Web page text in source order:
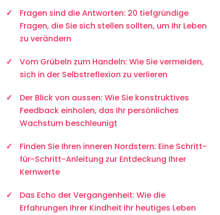
Fragen sind die Antworten: 20 tiefgründige
Fragen, die Sie sich stellen sollten, um Ihr Leben
zu verändern
Vom Grübeln zum Handeln: Wie Sie vermeiden,
sich in der Selbstreflexion zu verlieren
Der Blick von aussen: Wie Sie konstruktives
Feedback einholen, das Ihr persönliches
Wachstum beschleunigt
Finden Sie Ihren inneren Nordstern: Eine Schritt-
für-Schritt-Anleitung zur Entdeckung Ihrer
Kernwerte
Das Echo der Vergangenheit: Wie die
Erfahrungen Ihrer Kindheit Ihr heutiges Leben